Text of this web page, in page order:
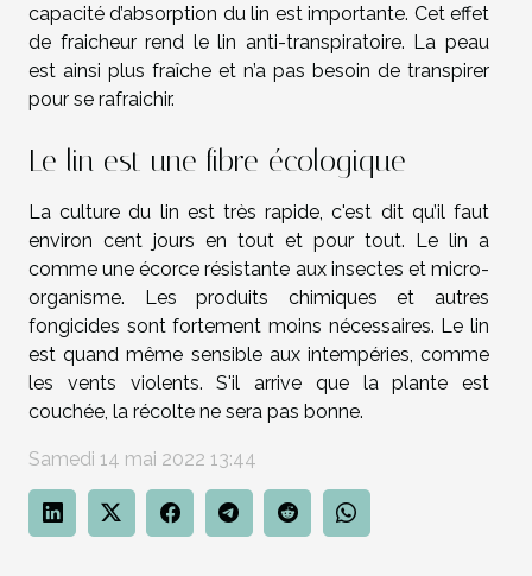
capacité d’absorption du lin est importante. Cet effet
de fraicheur rend le lin anti-transpiratoire. La peau
est ainsi plus fraîche et n’a pas besoin de transpirer
pour se rafraichir.
Le lin est une fibre écologique
La culture du lin est très rapide, c'est dit qu’il faut
environ cent jours en tout et pour tout. Le lin a
comme une écorce résistante aux insectes et micro-
organisme. Les produits chimiques et autres
fongicides sont fortement moins nécessaires. Le lin
est quand même sensible aux intempéries, comme
les vents violents. S'il arrive que la plante est
couchée, la récolte ne sera pas bonne.
Samedi 14 mai 2022 13:44